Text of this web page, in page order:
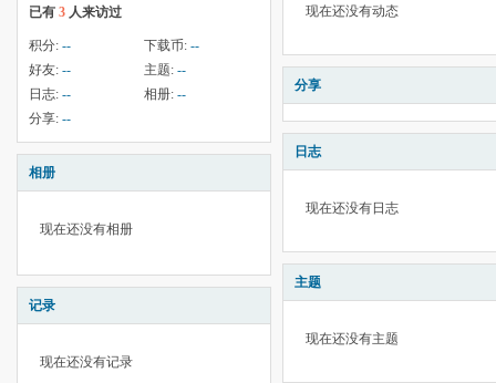
已有 3 人来访过
积分: -- 下载币: --
好友: -- 主题: --
日志: -- 相册: --
分享: --
相册
现在还没有相册
记录
现在还没有记录
现在还没有动态
分享
日志
现在还没有日志
主题
现在还没有主题